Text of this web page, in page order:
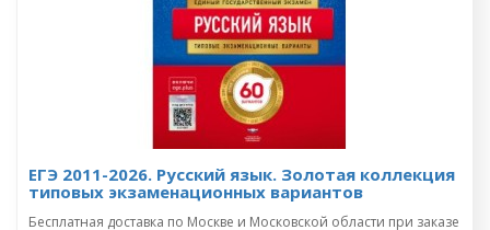
ЕГЭ 2011-2026. Русский язык. Золотая коллекция
типовых экзаменационных вариантов
Бесплатная доставка по Москве и Московской области при заказе